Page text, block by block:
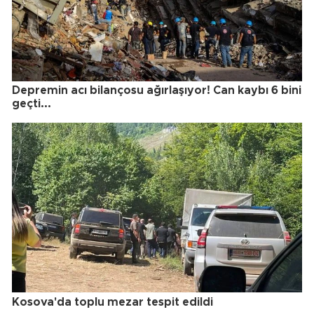
Depremin acı bilançosu ağırlaşıyor! Can kaybı 6 bini
geçti...
Kosova'da toplu mezar tespit edildi